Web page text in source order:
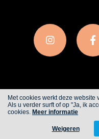
Met cookies werkt deze
Als u verder surft of op "Ja, ik
cookies. Meer informatie
Weigeren